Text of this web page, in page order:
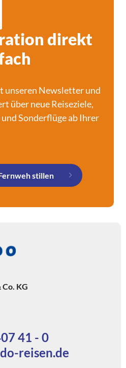
direkt
unseren Newsletter und
über neue Reiseziele,
Sonderflüge ab Ihrer
stillen
Co. KG
41 - 0
reisen.de